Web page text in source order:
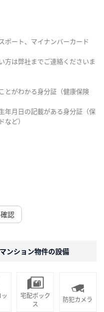
ポート、マイナンバーカード
は弊社までご連絡くださいま
とがわかる身分証（健康保険
年月日の記載がある身分証（保
ど）
認
ンション物件の設備
宅配ボック
ス
防犯カメラ